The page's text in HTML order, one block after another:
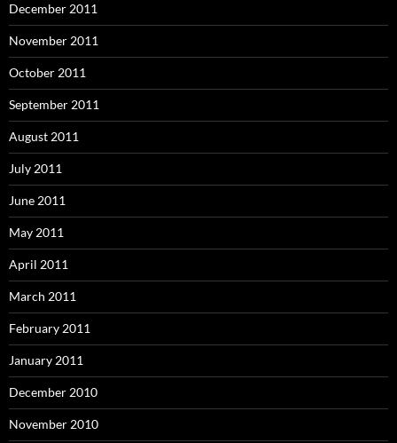
December 2011
November 2011
October 2011
September 2011
August 2011
July 2011
June 2011
May 2011
April 2011
March 2011
February 2011
January 2011
December 2010
November 2010